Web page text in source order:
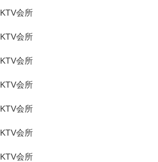
会所
会所
会所
会所
会所
会所
会所